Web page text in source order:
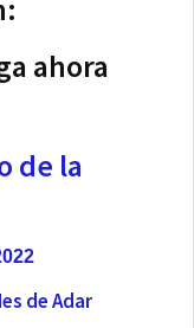
ahora
de la
de Adar